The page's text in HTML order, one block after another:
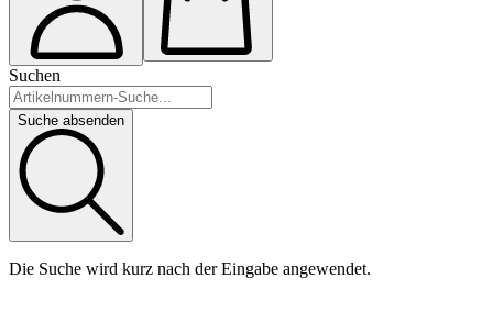
Suchen
Suche absenden
Die Suche wird kurz nach der Eingabe angewendet.